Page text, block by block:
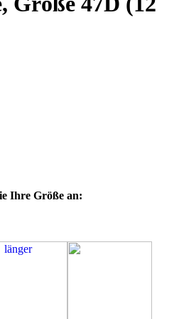
Ihre Größe an: